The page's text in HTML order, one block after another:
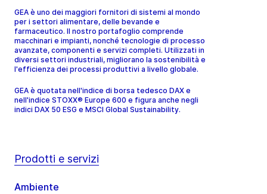
GEA è uno dei maggiori fornitori di sistemi al mondo
per i settori alimentare, delle bevande e
farmaceutico. Il nostro portafoglio comprende
macchinari e impianti, nonché tecnologie di processo
avanzate, componenti e servizi completi. Utilizzati in
diversi settori industriali, migliorano la sostenibilità e
l'efficienza dei processi produttivi a livello globale.
GEA è quotata nell'indice di borsa tedesco DAX e
nell'indice STOXX® Europe 600 e figura anche negli
indici DAX 50 ESG e MSCI Global Sustainability.
Prodotti e servizi
Ambiente